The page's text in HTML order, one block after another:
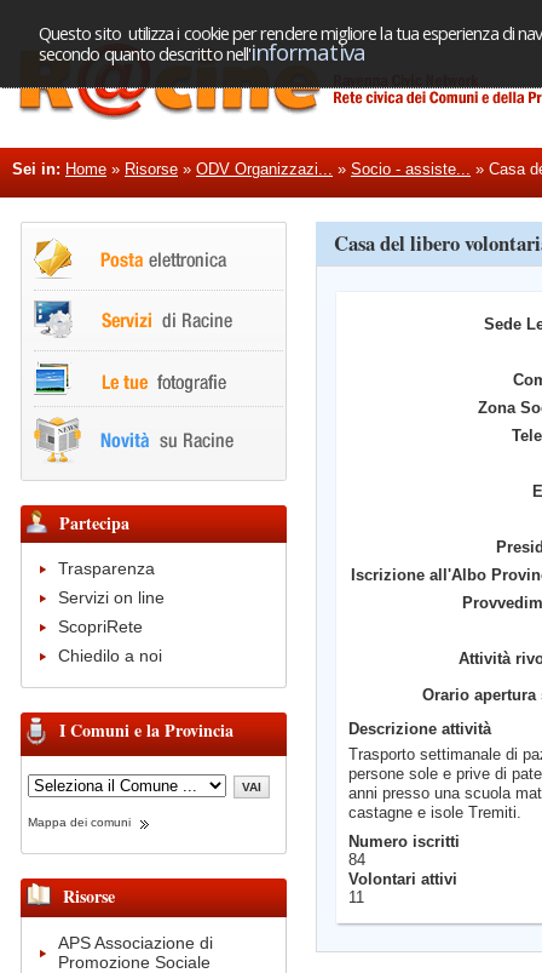
Questo sito utilizza i cookie per rendere migliore la tua esperienza di
secondo quanto descritto nell'informativa
Sei in: Home » Risorse » ODV Organizzazi... » Socio - assiste... » Casa
Partecipa
Trasparenza
Servizi on line
ScopriRete
Chiedilo a noi
I Comuni e la Provincia
Mappa dei comuni
Risorse
APS Associazione di
Promozione Sociale
Casa del libero
Sede
Zona
Iscrizione all'Albo
Attività
Orario apertura
Descrizione attività
Trasporto settimanale di
persone sole e prive di
anni presso una scuola
castagne e isole Tremiti.
Numero iscritti
84
Volontari attivi
11